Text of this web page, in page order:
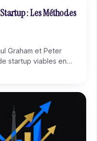
: Les Méthodes
Graham et Peter
startup viables en